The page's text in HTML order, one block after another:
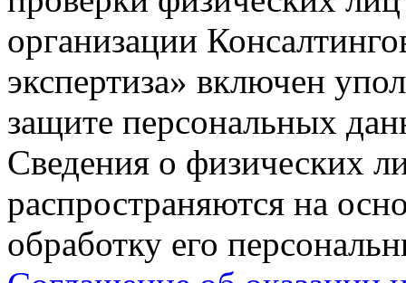
организации
экспертиза» включен
защите персональных
Сведения о физических
распространяются на
обработку его